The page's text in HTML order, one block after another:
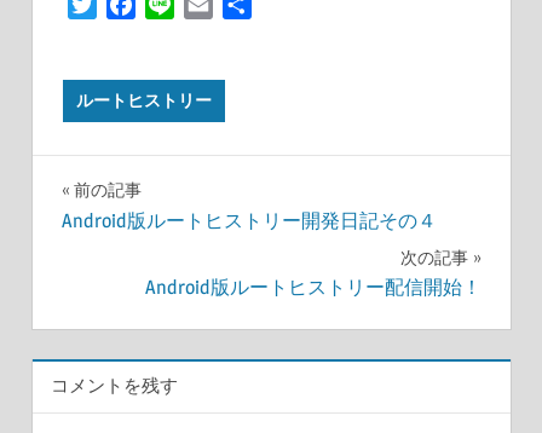
ルートヒストリー
投
ビ
ゲ
前の記事
Android版ルートヒストリー開発日記その４
次の記事
Android版ルートヒストリー配信開始！
コメントを残す